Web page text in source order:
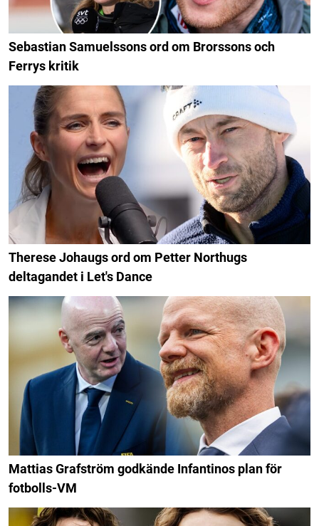
Sebastian Samuelssons ord om Brorssons och
Ferrys kritik
Therese Johaugs ord om Petter Northugs
deltagandet i Let's Dance
Mattias Grafström godkände Infantinos plan för
fotbolls-VM